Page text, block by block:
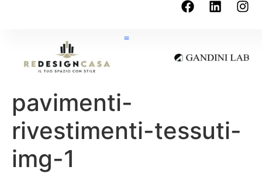
pavimenti-
rivestimenti-tessuti-
img-1